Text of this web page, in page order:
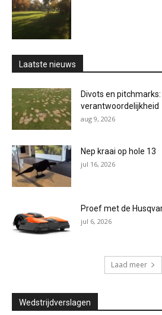
Laatste nieuws
Divots en
verantwoordelijkheid
aug 9, 2026
Nep kraai op hole 13
jul 16, 2026
Proef met de
jul 6, 2026
Laad meer
Wedstrijdverslagen